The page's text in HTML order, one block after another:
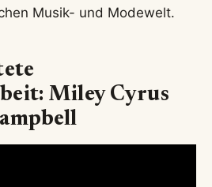
Musik- und Modewelt.
Miley Cyrus